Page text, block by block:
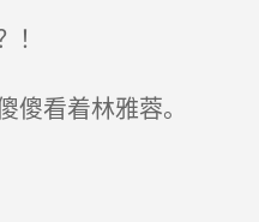
看着林雅蓉。